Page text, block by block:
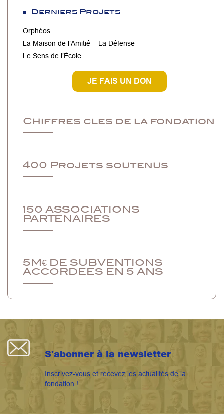
Derniers Projets
Orphéos
La Maison de l’Amitié – La Défense
Le Sens de l’École
JE FAIS UN DON
Chiffres cles de la fondation
400 Projets soutenus
150 ASSOCIATIONS
PARTENAIRES
5M€ DE SUBVENTIONS
ACCORDEES EN 5 ANS
S'abonner à la newsletter
Inscrivez-vous et recevez les actualités de la
fondation !